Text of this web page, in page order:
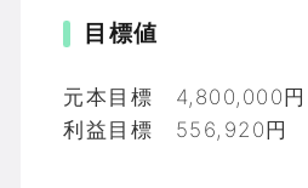
目標値
元本目標 4,800,000円
利益目標 556,920円